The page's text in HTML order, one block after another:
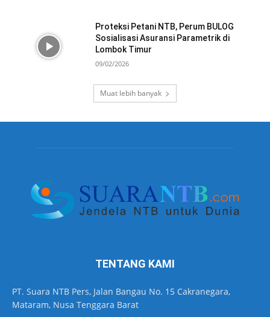
Proteksi Petani NTB, Perum BULOG
Sosialisasi Asuransi Parametrik di
Lombok Timur
09/02/2026
Muat lebih banyak
TENTANG KAMI
PT. Suara NTB Pers, Jalan Bangau No. 15 Cakranegara,
Mataram, Nusa Tenggara Barat